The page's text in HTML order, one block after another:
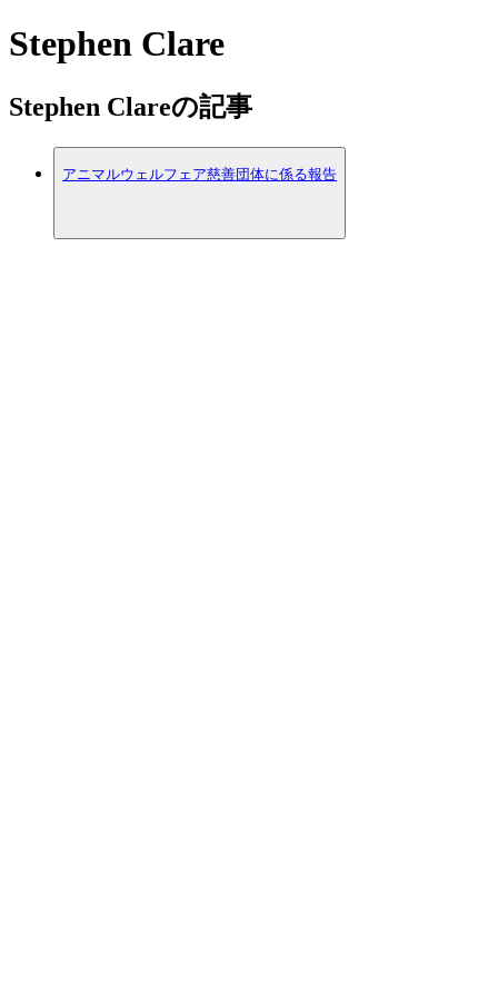
Stephen Clare
Stephen Clareの記事
アニマルウェルフェア慈善団体に係る報告